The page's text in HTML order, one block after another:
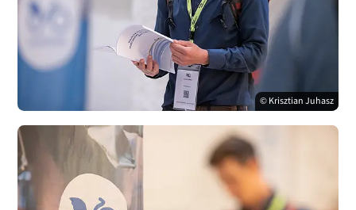
© Krisztian Juhasz